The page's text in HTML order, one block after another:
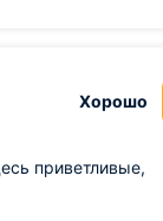
Хорошо
приветливые,